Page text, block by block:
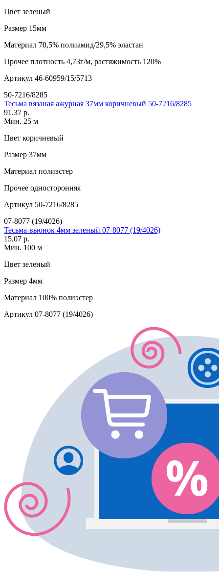
Цвет зеленый
Размер 15мм
Материал 70,5% полиамид/29,5% эластан
Прочее плотность 4,73г/м, растяжимость 120%
Артикул 46-60959/15/5713
50-7216/8285
Тесьма вязаная ажурная 37мм коричневый 50-7216/8285
91.37 р.
Мин. 25 м
Цвет коричневый
Размер 37мм
Материал полиэстер
Прочее односторонняя
Артикул 50-7216/8285
07-8077 (19/4026)
Тесьма-вьюнок 4мм зеленый 07-8077 (19/4026)
15.07 р.
Мин. 100 м
Цвет зеленый
Размер 4мм
Материал 100% полиэстер
Артикул 07-8077 (19/4026)